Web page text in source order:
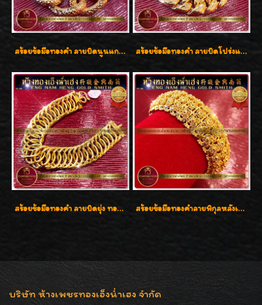
สร้อยข้อมือทองคำ ลายบิดนูนแกะลาย ทองคำ 96.5% น้ำหนัก 5 บาท สวยค่ะ สร้อยข้อมือทองคำ ลายบิดโปร่งแกะลาย ทองคำ 96.5% น้ำหนัก 5 บาท สวยค่ะ
สร้อยข้อมือทองคำ ลายบิดยุ่ง ทองคำ 96.5% น้ำหนัก 3 บาท สวยน่าสะสมค่ะ สร้อยข้อมือทองคำลายพิกุลหลังเต่า น้ำหนัก 86.6g ( 5.71 บาท ) หน้ากว้าง 20 มิล
บริษัท ห้างเพชรทองเอ็งน่ำเฮง จำกัด